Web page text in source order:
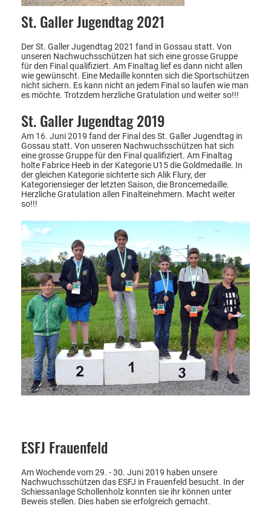
St. Galler Jugendtag 2021
Der St. Galler Jugendtag 2021 fand in Gossau statt. Von
unseren Nachwuchsschützen hat sich eine grosse Gruppe
für den Final qualifiziert. Am Finaltag lief es dann nicht allen
wie gewünscht. Eine Medaille konnten sich die Sportschützen
nicht sichern. Es kann nicht an jedem Final so laufen wie man
es möchte. Trotzdem herzliche Gratulation und weiter so!!!
St. Galler Jugendtag 2019
Am 16. Juni 2019 fand der Final des St. Galler Jugendtag in
Gossau statt. Von unseren Nachwuchsschützen hat sich
eine grosse Gruppe für den Final qualifiziert. Am Finaltag
holte Fabrice Heeb in der Kategorie U15 die Goldmedaille. In
der gleichen Kategorie sichterte sich Alik Flury, der
Kategoriensieger der letzten Saison, die Broncemedaille.
Herzliche Gratulation allen Finalteinehmern. Macht weiter
so!!!
ESFJ Frauenfeld
Am Wochende vom 29. - 30. Juni 2019 haben unsere
Nachwuchsschützen das ESFJ in Frauenfeld besucht. In der
Schiessanlage Schollenholz konnten sie ihr können unter
Beweis stellen. Dies haben sie erfolgreich gemacht.